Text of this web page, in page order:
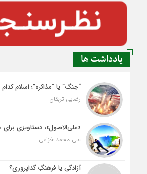
یادداشت ها
“جنگ” یا “مذاکره”؛ اسلام کدام
رضایی تربقان
«علی‌الاصول»، دستاویزی
علی محمد خزاعی
آزادگی یا فرهنگِ گداپروری؟